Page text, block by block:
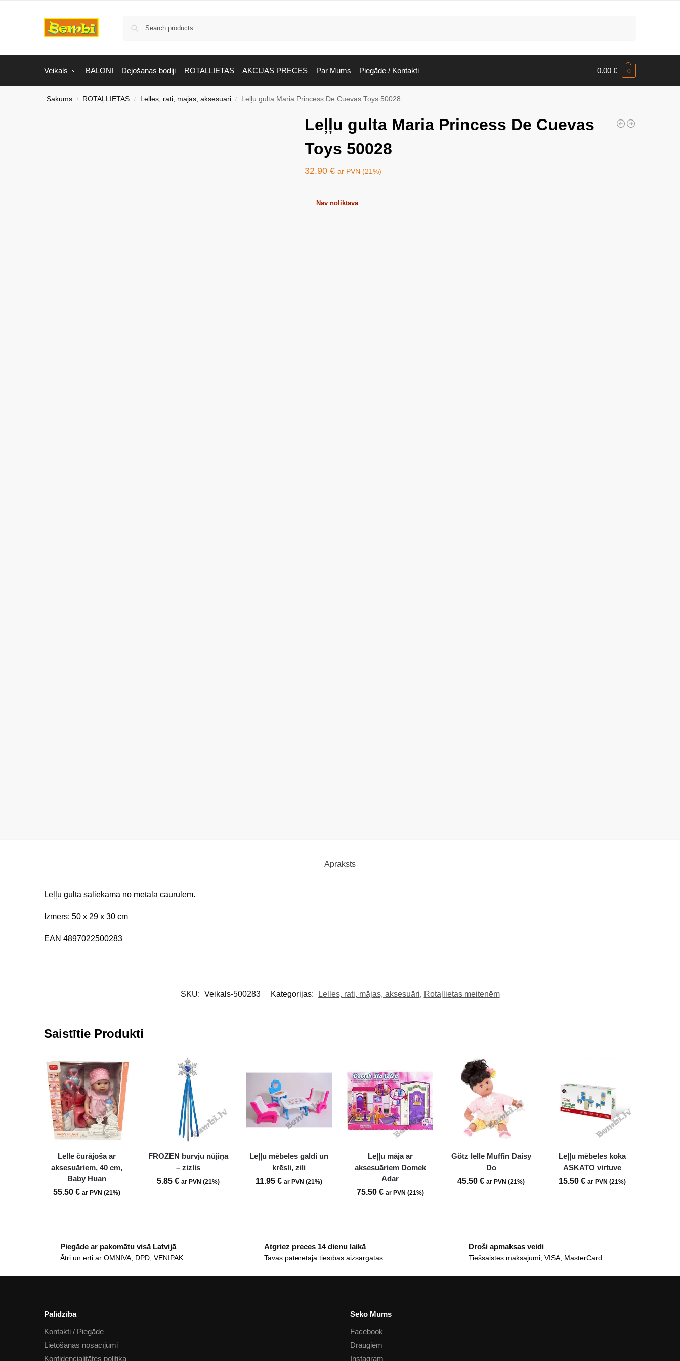
Veikals BALONI Dejošanas bodiji ROTAĻLIETAS AKCIJAS PRECES Par Mums Piegāde / Kontakti 0.00 € 0
Sākums / ROTAĻLIETAS / Lelles, rati, mājas, aksesuāri / Leļļu gulta Maria Princess De Cuevas Toys 50028
Leļļu gulta Maria Princess De Cuevas
Toys 50028
32.90 € ar PVN (21%)
Nav noliktavā
Apraksts
Leļļu gulta saliekama no metāla caurulēm.
Izmērs: 50 x 29 x 30 cm
EAN 4897022500283
SKU: Veikals-500283 Kategorijas: Lelles, rati, mājas, aksesuāri, Rotaļlietas meitenēm
Saistītie Produkti
Lelle čurājoša ar
aksesuāriem, 40 cm,
Baby Huan
55.50€ ar PVN (21%)
FROZEN burvju nūjiņa
– zizlis
5.85 € ar PVN (21%)
Leļļu mēbeles galdi un
krēsli, zili
11.95€ ar PVN (21%)
Leļļu māja ar
aksesuāriem Domek
Adar
75.50 € ar PVN (21%)
Götz lelle Muffin Daisy
Do
45.50€ ar PVN (21%)
Leļļu mēbeles koka
ASKATO virtuve
15.50€ ar PVN (21%)
Piegāde ar pakomātu visā Latvijā
Ātri un ērti ar OMNIVA; DPD; VENIPAK
Atgriez preces 14 dienu laikā
Tavas patērētāja tiesības aizsargātas
Droši apmaksas veidi
Tiešsaistes maksājumi, VISA, MasterCard.
Palīdzība
Kontakti / Piegāde
Lietošanas nosacījumi
Konfidencialitātes politika
Seko Mums
Facebook
Draugiem
Instagram